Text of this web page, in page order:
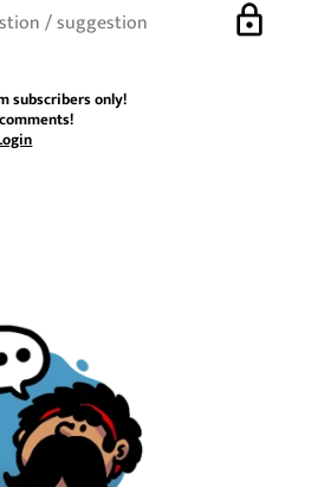
lock
subscribers only!